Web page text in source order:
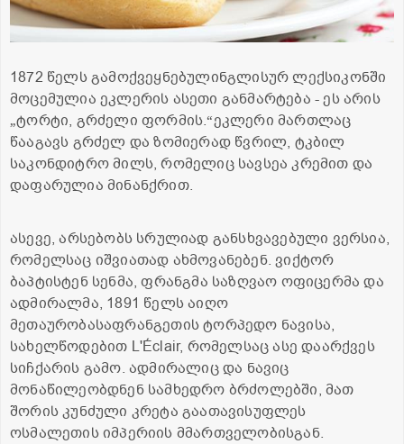
1872 წელს გამოქვეყნებულინგლისურ ლექსიკონში
მოცემულია ეკლერის ასეთი განმარტება - ეს არის
„ტორტი, გრძელი ფორმის.“ეკლერი მართლაც
წააგავს გრძელ და ზომიერად წვრილ, ტკბილ
საკონდიტრო მილს, რომელიც სავსეა კრემით და
დაფარულია მინანქრით.
ასევე, არსებობს სრულიად განსხვავებული ვერსია,
რომელსაც იშვიათად ახმოვანებენ. ვიქტორ
ბაპტისტენ სენმა, ფრანგმა საზღვაო ოფიცერმა და
ადმირალმა, 1891 წელს აიღო
მეთაურობასაფრანგეთის ტორპედო ნავისა,
სახელწოდებით L'Éclair, რომელსაც ასე დაარქვეს
სიჩქარის გამო. ადმირალიც და ნავიც
მონაწილეობდნენ სამხედრო ბრძოლებში, მათ
შორის კუნძული კრეტა გაათავისუფლეს
ოსმალეთის იმპერიის მმართველობისგან.